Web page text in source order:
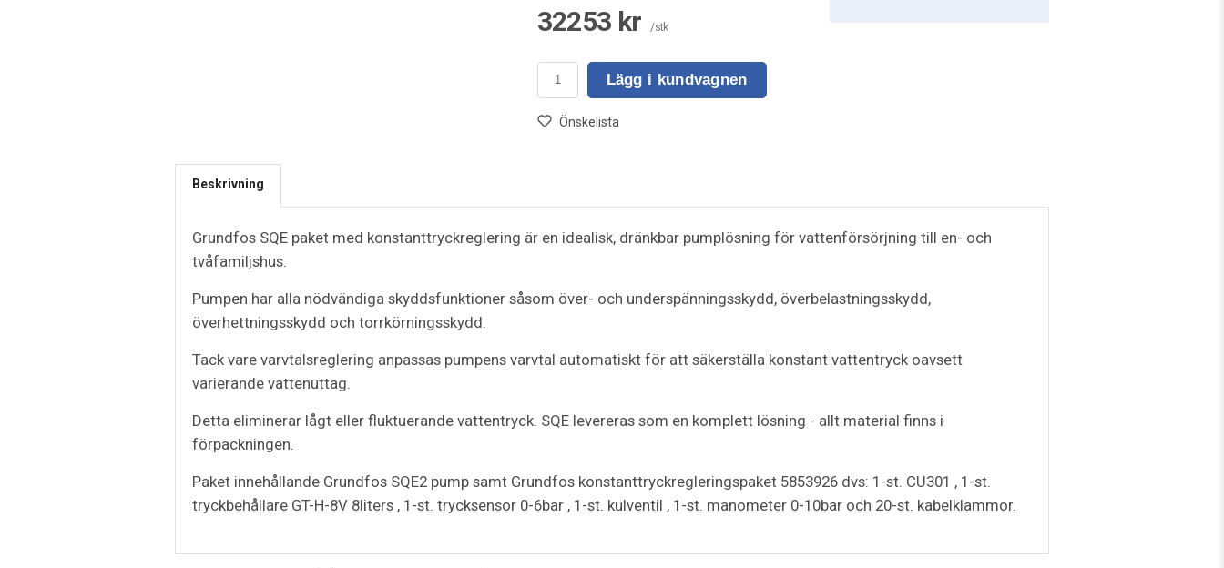
32253 kr /stk
Lägg i kundvagnen
Önskelista
Beskrivning
Grundfos SQE paket med konstanttryckreglering är en idealisk, dränkbar pumplösning för vattenförsörjning till en- och
tvåfamiljshus.
Pumpen har alla nödvändiga skyddsfunktioner såsom över- och underspänningsskydd, överbelastningsskydd,
överhettningsskydd och torrkörningsskydd.
Tack vare varvtalsreglering anpassas pumpens varvtal automatiskt för att säkerställa konstant vattentryck oavsett
varierande vattenuttag.
Detta eliminerar lågt eller fluktuerande vattentryck. SQE levereras som en komplett lösning - allt material finns i
förpackningen.
Paket innehållande Grundfos SQE2 pump samt Grundfos konstanttryckregleringspaket 5853926 dvs: 1-st. CU301 , 1-st.
tryckbehållare GT-H-8V 8liters , 1-st. trycksensor 0-6bar , 1-st. kulventil , 1-st. manometer 0-10bar och 20-st. kabelklammor.